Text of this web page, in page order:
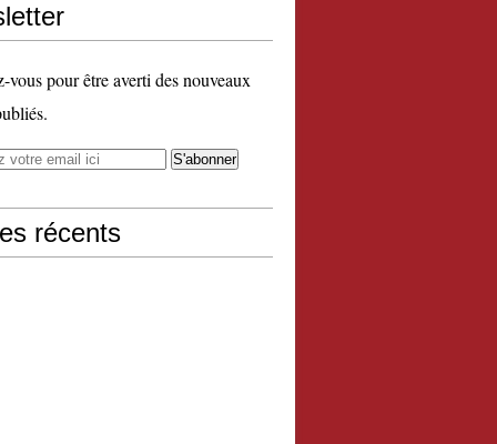
vous pour être averti des nouveaux
récents